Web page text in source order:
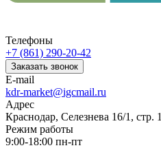
Телефоны
+7 (861) 290-20-42
Заказать звонок
E-mail
kdr-market@igcmail.ru
Адрес
Краснодар, Селезнева 16/1, стр. 1
Режим работы
9:00-18:00 пн-пт